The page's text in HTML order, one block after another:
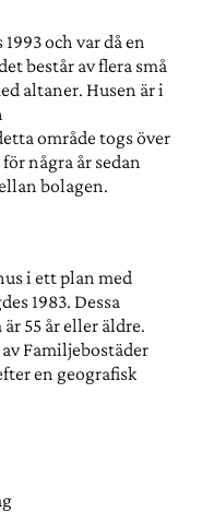
och var då en
består av flera små
altaner. Husen är i
område togs över
några år sedan
bolagen.
i ett plan med
1983. Dessa
55 år eller äldre.
Familjebostäder
en geografisk